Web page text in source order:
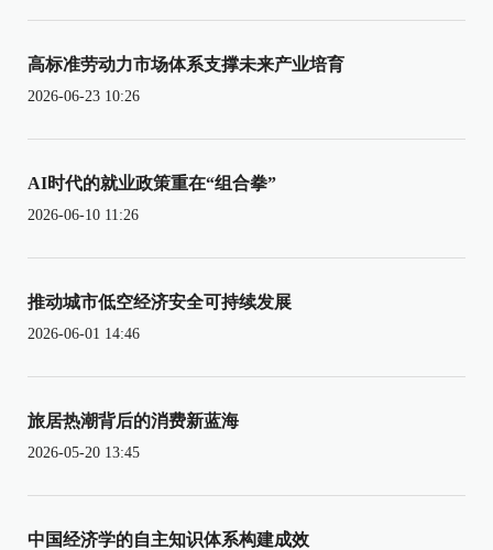
高标准劳动力市场体系支撑未来产业培育
2026-06-23 10:26
AI时代的就业政策重在“组合拳”
2026-06-10 11:26
推动城市低空经济安全可持续发展
2026-06-01 14:46
旅居热潮背后的消费新蓝海
2026-05-20 13:45
中国经济学的自主知识体系构建成效